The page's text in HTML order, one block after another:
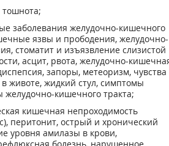
заболевания желудочно-кишечного
язвы и прободения, желудочно-
стоматит и изъязвление слизистой
асцит, рвота, желудочно-
запоры, метеоризм, чувства
животе, жидкий стул, симптомы
кишечного тракта;
кишечная непроходимость
перитонит, острый и хронический
уровня амилазы в крови,